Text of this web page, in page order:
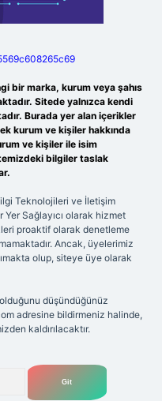
bir marka, kurum veya şahıs
Sitede yalnızca kendi
Burada yer alan içerikler
kurum ve kişiler hakkında
ve kişiler ile isim
bilgiler taslak
Teknolojileri ve İletişim
Yer Sağlayıcı olarak hizmet
proaktif olarak denetleme
Ancak, üyelerimiz
olup, siteye üye olarak
düşündüğünüz
adresine bildirmeniz halinde,
kaldırılacaktır.